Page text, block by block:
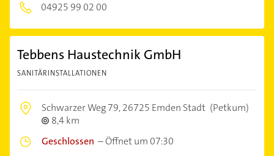
04925 99 02 00
Tebbens Haustechnik GmbH
SANITÄRINSTALLATIONEN
Schwarzer Weg 79,26725 Emden Stadt (Petkum)
8,4 km
Geschlossen –Öffnet um 07:30